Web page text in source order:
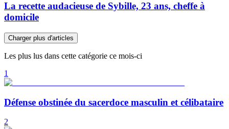
La recette audacieuse de Sybille, 23 ans, cheffe à
domicile
Charger plus d'articles
Les plus lus dans cette catégorie ce mois-ci
1
Défense obstinée du sacerdoce masculin et célibataire
2